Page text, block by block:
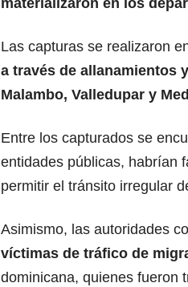
Las capturas se realizaron
a través de allanamientos
Malambo, Valledupar y
Entre los capturados se
entidades públicas, habrían
permitir el tránsito irregular
Asimismo, las autoridades
víctimas de tráfico de
dominicana, quienes fueron